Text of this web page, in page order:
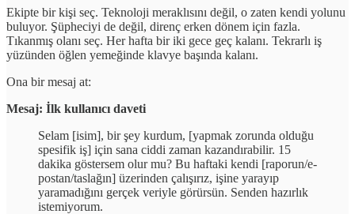
Ekipte bir kişi seç. Teknoloji meraklısını değil, o zaten kendi yolunu
buluyor. Şüpheciyi de değil, direnç erken dönem için fazla.
Tıkanmış olanı seç. Her hafta bir iki gece geç kalanı. Tekrarlı iş
yüzünden öğlen yemeğinde klavye başında kalanı.
Ona bir mesaj at:
Mesaj: İlk kullanıcı daveti
Selam [isim], bir şey kurdum, [yapmak zorunda olduğu
spesifik iş] için sana ciddi zaman kazandırabilir. 15
dakika göstersem olur mu? Bu haftaki kendi [raporun/e-
postan/taslağın] üzerinden çalışırız, işine yarayıp
yaramadığını gerçek veriyle görürsün. Senden hazırlık
istemiyorum.